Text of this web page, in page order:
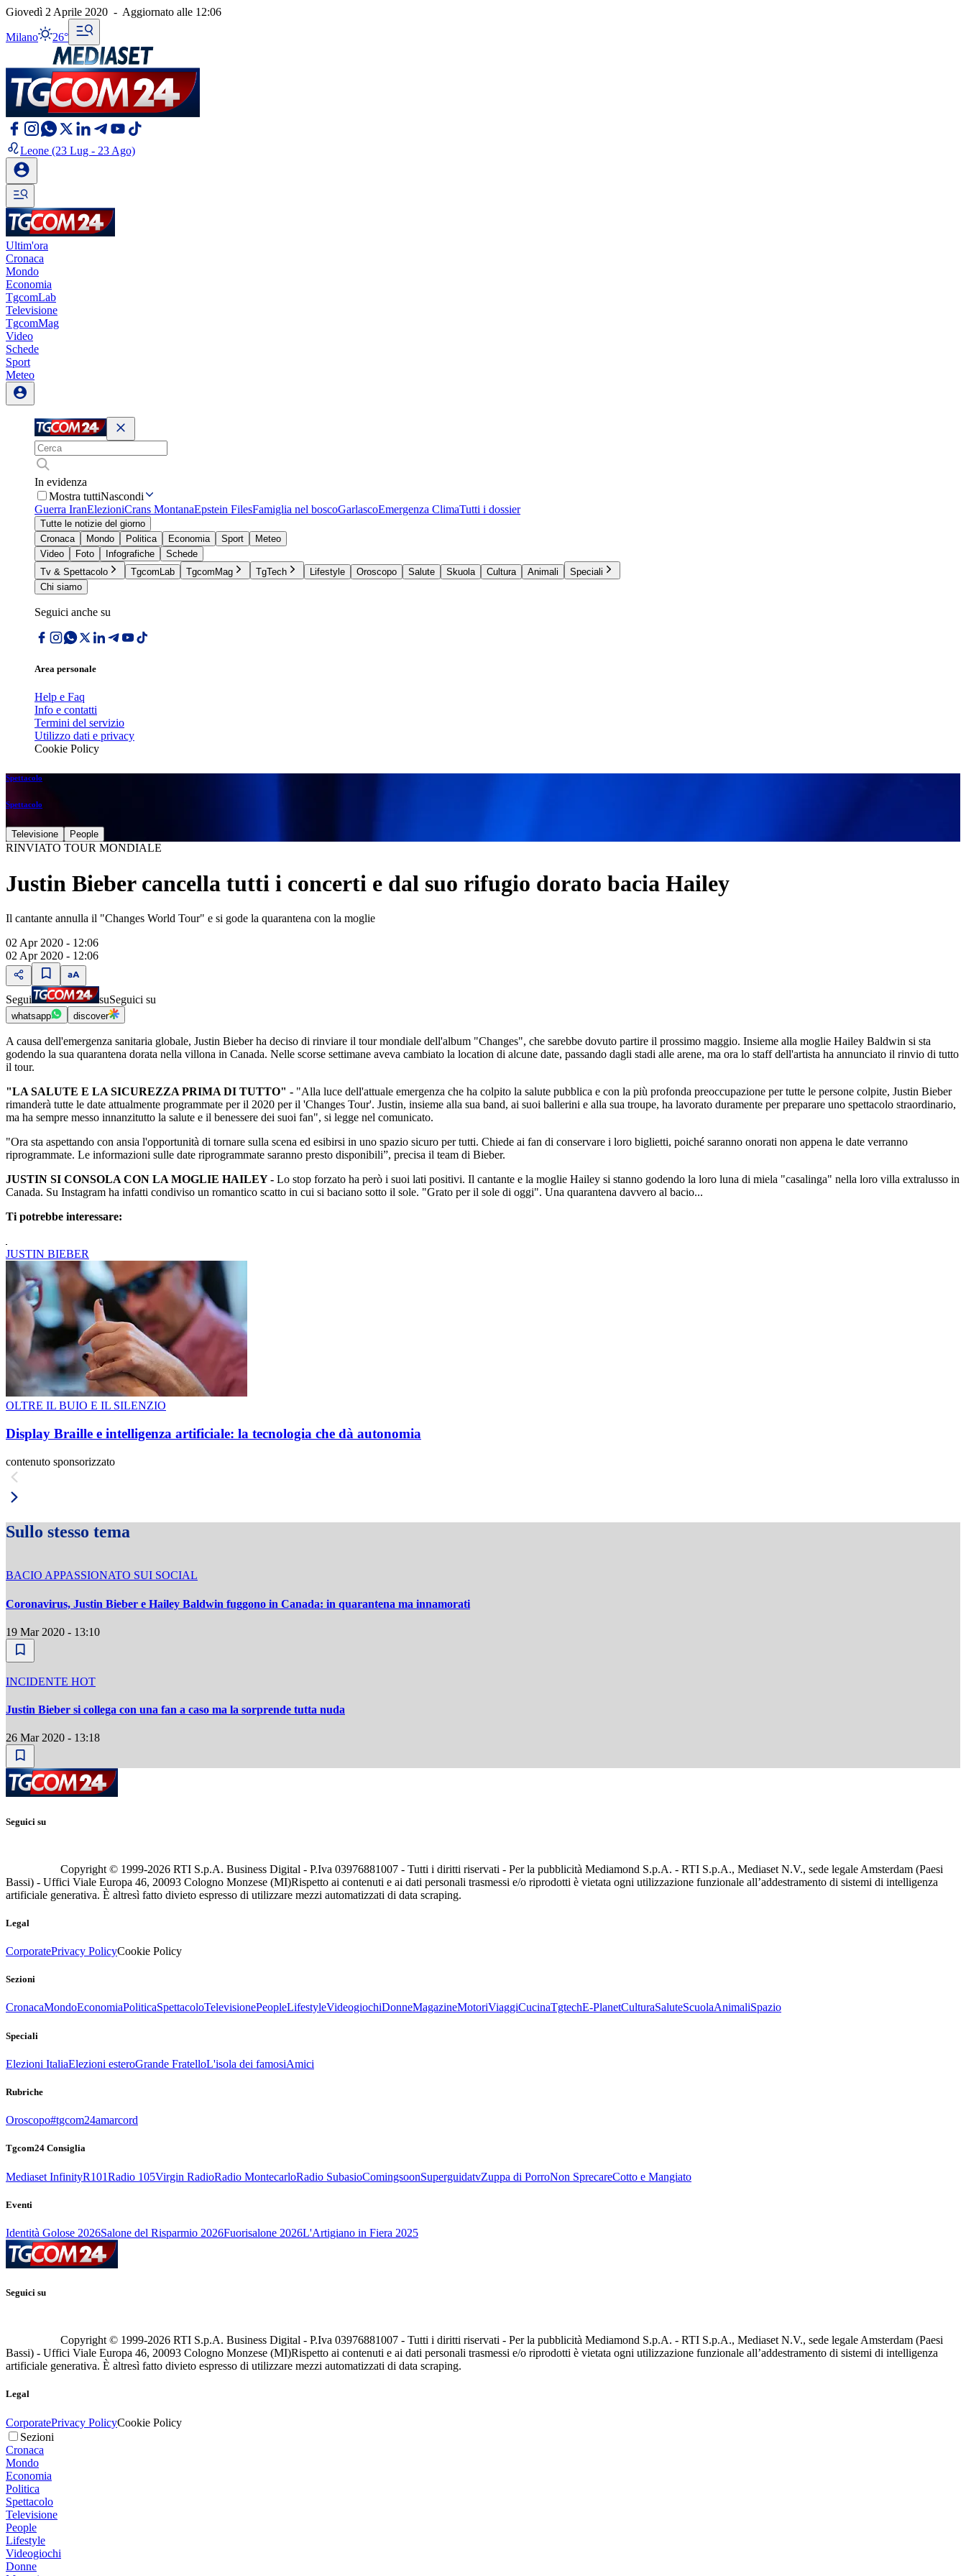
Giovedì 2 Aprile 2020 - Aggiornato alle 12:06
Milano 26°
Leone (23 Lug - 23 Ago)
Ultim'ora
Cronaca
Mondo
Economia
TgcomLab
Televisione
TgcomMag
Video
Schede
Sport
Meteo
In evidenza
Mostra tuttiNascondi
Guerra IranElezioniCrans MontanaEpstein FilesFamiglia nel boscoGarlascoEmergenza ClimaTutti i dossier
Tutte le notizie del giorno
Cronaca
Mondo Politica Economia Sport
Meteo
Video
Foto Infografiche
Schede
Tv & Spettacolo
TgcomLab TgcomMag TgTech Lifestyle Oroscopo Salute Skuola Cultura Animali
Speciali
Chi siamo
Seguici anche su
Area personale
Help e Faq
Info e contatti
Termini del servizio
Utilizzo dati e privacy
Cookie Policy
Spettacolo
Spettacolo
Televisione People
RINVIATO TOUR MONDIALE
Justin Bieber cancella tutti i concerti e dal suo rifugio dorato bacia Hailey
Il cantante annulla il "Changes World Tour" e si gode la quarantena con la moglie
02 Apr 2020 - 12:06
02 Apr 2020 - 12:06
Segui suSeguici su
whatsapp discover
A causa dell'emergenza sanitaria globale, Justin Bieber ha deciso di rinviare il tour mondiale dell'album "Changes", che sarebbe dovuto partire il prossimo maggio. Insieme alla moglie Hailey Baldwin si sta
godendo la sua quarantena dorata nella villona in Canada. Nelle scorse settimane aveva cambiato la location di alcune date, passando dagli stadi alle arene, ma ora lo staff dell'artista ha annunciato il rinvio di tutto
il tour.
"LA SALUTE E LA SICUREZZA PRIMA DI TUTTO" - "Alla luce dell'attuale emergenza che ha colpito la salute pubblica e con la più profonda preoccupazione per tutte le persone colpite, Justin Bieber
rimanderà tutte le date attualmente programmate per il 2020 per il 'Changes Tour'. Justin, insieme alla sua band, ai suoi ballerini e alla sua troupe, ha lavorato duramente per preparare uno spettacolo straordinario,
ma ha sempre messo innanzitutto la salute e il benessere dei suoi fan", si legge nel comunicato.
"Ora sta aspettando con ansia l'opportunità di tornare sulla scena ed esibirsi in uno spazio sicuro per tutti. Chiede ai fan di conservare i loro biglietti, poiché saranno onorati non appena le date verranno
riprogrammate. Le informazioni sulle date riprogrammate saranno presto disponibili”, precisa il team di Bieber.
JUSTIN SI CONSOLA CON LA MOGLIE HAILEY - Lo stop forzato ha però i suoi lati positivi. Il cantante e la moglie Hailey si stanno godendo la loro luna di miela "casalinga" nella loro villa extralusso in
Canada. Su Instagram ha infatti condiviso un romantico scatto in cui si baciano sotto il sole. "Grato per il sole di oggi". Una quarantena davvero al bacio...
Ti potrebbe interessare:
JUSTIN BIEBER
OLTRE IL BUIO E IL SILENZIO
Display Braille e intelligenza artificiale: la tecnologia che dà autonomia
contenuto sponsorizzato
Sullo stesso tema
BACIO APPASSIONATO SUI SOCIAL
Coronavirus, Justin Bieber e Hailey Baldwin fuggono in Canada: in quarantena ma innamorati
19 Mar 2020 - 13:10
INCIDENTE HOT
Justin Bieber si collega con una fan a caso ma la sorprende tutta nuda
26 Mar 2020 - 13:18
Seguici su
Copyright © 1999-2026 RTI S.p.A. Business Digital - P.Iva 03976881007 - Tutti i diritti riservati - Per la pubblicità Mediamond S.p.A. - RTI S.p.A., Mediaset N.V., sede legale Amsterdam (Paesi
Bassi) - Uffici Viale Europa 46, 20093 Cologno Monzese (MI)Rispetto ai contenuti e ai dati personali trasmessi e/o riprodotti è vietata ogni utilizzazione funzionale all’addestramento di sistemi di intelligenza
artificiale generativa. È altresì fatto divieto espresso di utilizzare mezzi automatizzati di data scraping.
Legal
CorporatePrivacy PolicyCookie Policy
Sezioni
CronacaMondoEconomiaPoliticaSpettacoloTelevisionePeopleLifestyleVideogiochiDonneMagazineMotoriViaggiCucinaTgtechE-PlanetCulturaSaluteScuolaAnimaliSpazio
Speciali
Elezioni ItaliaElezioni esteroGrande FratelloL'isola dei famosiAmici
Rubriche
Oroscopo#tgcom24amarcord
Tgcom24 Consiglia
Mediaset InfinityR101Radio 105Virgin RadioRadio MontecarloRadio SubasioComingsoonSuperguidatvZuppa di PorroNon SprecareCotto e Mangiato
Eventi
Identità Golose 2026Salone del Risparmio 2026Fuorisalone 2026L'Artigiano in Fiera 2025
Seguici su
Copyright © 1999-2026 RTI S.p.A. Business Digital - P.Iva 03976881007 - Tutti i diritti riservati - Per la pubblicità Mediamond S.p.A. - RTI S.p.A., Mediaset N.V., sede legale Amsterdam (Paesi
Bassi) - Uffici Viale Europa 46, 20093 Cologno Monzese (MI)Rispetto ai contenuti e ai dati personali trasmessi e/o riprodotti è vietata ogni utilizzazione funzionale all’addestramento di sistemi di intelligenza
artificiale generativa. È altresì fatto divieto espresso di utilizzare mezzi automatizzati di data scraping.
Legal
CorporatePrivacy PolicyCookie Policy
Sezioni
Cronaca
Mondo
Economia
Politica
Spettacolo
Televisione
People
Lifestyle
Videogiochi
Donne